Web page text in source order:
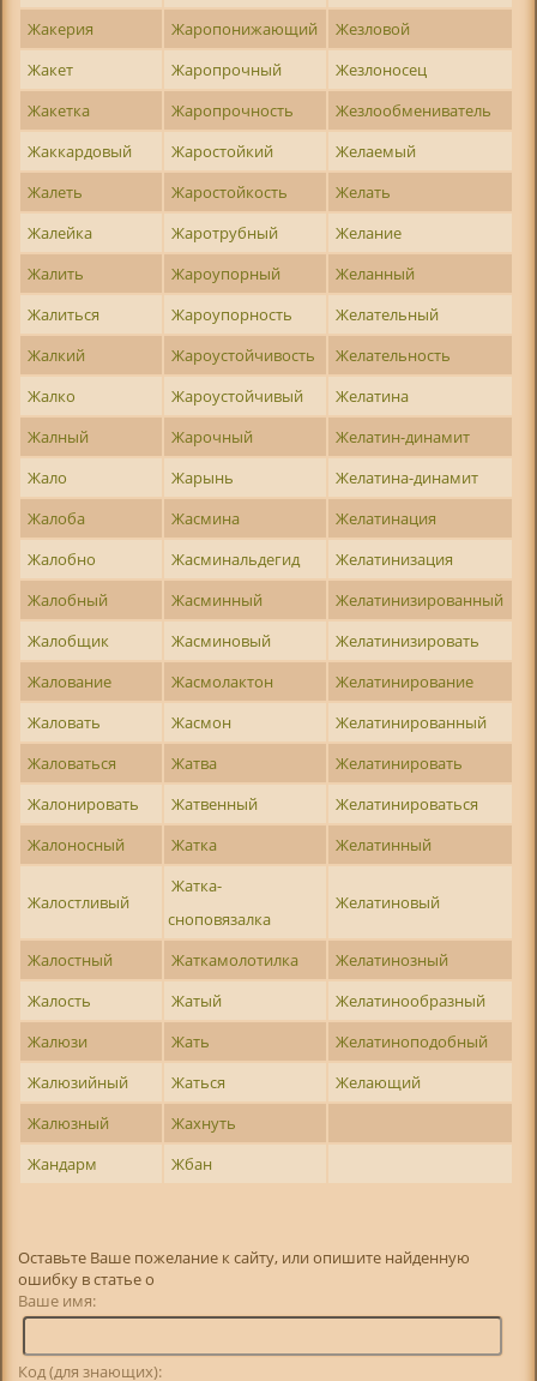
Жакерия
Жаропонижающий
Жезловой
Жакет
Жаропрочный
Жезлоносец
Жакетка
Жаропрочность
Жезлообмениватель
Жаккардовый
Жаростойкий
Желаемый
Жалеть
Жаростойкость
Желать
Жалейка
Жаротрубный
Желание
Жалить
Жароупорный
Желанный
Жалиться
Жароупорность
Желательный
Жалкий
Жароустойчивость
Желательность
Жалко
Жароустойчивый
Желатина
Жалный
Жарочный
Желатин-динамит
Жало
Жарынь
Желатина-динамит
Жалоба
Жасмина
Желатинация
Жалобно
Жасминальдегид
Желатинизация
Жалобный
Жасминный
Желатинизированный
Жалобщик
Жасминовый
Желатинизировать
Жалование
Жасмолактон
Желатинирование
Жаловать
Жасмон
Желатинированный
Жаловаться
Жатва
Желатинировать
Жалонировать
Жатвенный
Желатинироваться
Жалоносный
Жатка Желатинный
Жалостливый
Жатка-
сноповязалка
Желатиновый
Жалостный Жаткамолотилка
Желатинозный
Жалость
Жатый
Желатинообразный
Жалюзи
Жать
Желатиноподобный
Жалюзийный
Жаться
Желающий
Жалюзный
Жахнуть
Жандарм
Жбан
Оставьте Ваше пожелание к сайту, или опишите найденную
ошибку в статье о
Ваше имя:
Код (для знающих):